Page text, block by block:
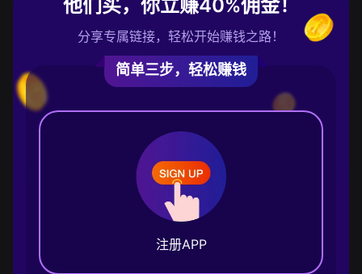
他们买，你立赚40%佣金！
分享专属链接，轻松开始赚钱之路！
简单三步，轻松赚钱
注册APP